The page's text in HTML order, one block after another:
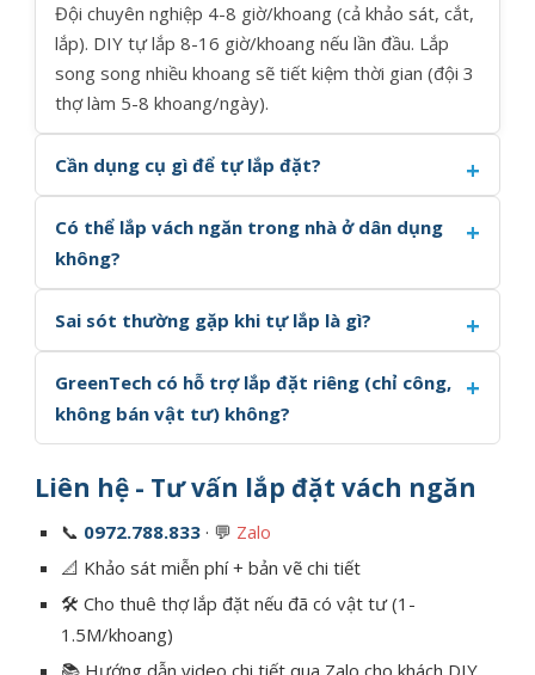
Đội chuyên nghiệp 4-8 giờ/khoang (cả khảo sát, cắt,
lắp). DIY tự lắp 8-16 giờ/khoang nếu lần đầu. Lắp
song song nhiều khoang sẽ tiết kiệm thời gian (đội 3
thợ làm 5-8 khoang/ngày).
Cần dụng cụ gì để tự lắp đặt?
Có thể lắp vách ngăn trong nhà ở dân dụng
không?
Sai sót thường gặp khi tự lắp là gì?
GreenTech có hỗ trợ lắp đặt riêng (chỉ công,
không bán vật tư) không?
Liên hệ - Tư vấn lắp đặt vách ngăn
📞 0972.788.833 · 💬 Zalo
📐 Khảo sát miễn phí + bản vẽ chi tiết
🛠️ Cho thuê thợ lắp đặt nếu đã có vật tư (1-
1.5M/khoang)
📚 Hướng dẫn video chi tiết qua Zalo cho khách DIY